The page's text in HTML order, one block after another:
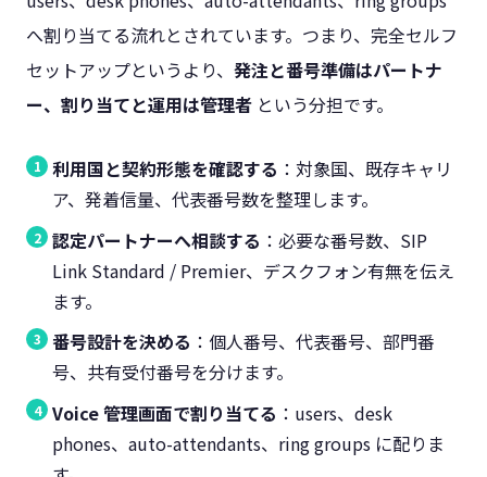
へ割り当てる流れとされています。つまり、完全セルフ
セットアップというより、 発注と番号準備はパートナ
ー、割り当てと運用は管理者 という分担です。
利用国と契約形態を確認する ：対象国、既存キャリ
ア、発着信量、代表番号数を整理します。
認定パートナーへ相談する ：必要な番号数、SIP
Link Standard / Premier、デスクフォン有無を伝え
ます。
番号設計を決める ：個人番号、代表番号、部門番
号、共有受付番号を分けます。
Voice 管理画面で割り当てる ：users、desk
phones、auto-attendants、ring groups に配りま